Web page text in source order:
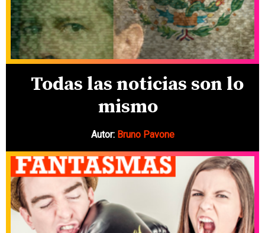
Todas las noticias son lo
mismo
Autor: Bruno Pavone